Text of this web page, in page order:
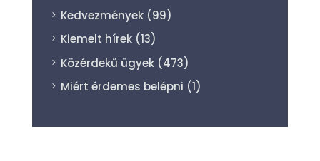
Kedvezmények (99)
Kiemelt hírek (13)
Közérdekű ügyek (473)
Miért érdemes belépni (1)